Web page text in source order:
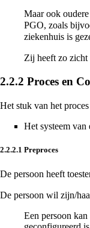
Maar ook
PGO, zoals
ziekenhuis is
Zij heeft zo zicht
2.2.2 Proces en
Het stuk van het
Het systeem van
2.2.2.1 Preproces
De persoon heeft
De persoon wil zijn/
Een persoon